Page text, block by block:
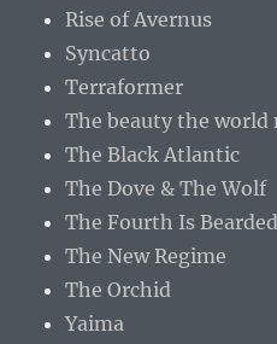
Rise of Avernus
Syncatto
Terraformer
The beauty the world
The Black Atlantic
The Dove & The Wolf
The Fourth Is Bearded
The New Regime
The Orchid
Yaima